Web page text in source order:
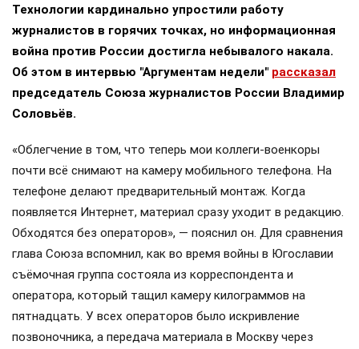
Технологии кардинально упростили работу
журналистов в горячих точках, но информационная
война против России достигла небывалого накала.
Об этом в интервью "Аргументам недели" рассказал
председатель Союза журналистов России Владимир
Соловьёв.
«Облегчение в том, что теперь мои коллеги-военкоры
почти всё снимают на камеру мобильного телефона. На
телефоне делают предварительный монтаж. Когда
появляется Интернет, материал сразу уходит в редакцию.
Обходятся без операторов», — пояснил он. Для сравнения
глава Союза вспомнил, как во время войны в Югославии
съёмочная группа состояла из корреспондента и
оператора, который тащил камеру килограммов на
пятнадцать. У всех операторов было искривление
позвоночника, а передача материала в Москву через